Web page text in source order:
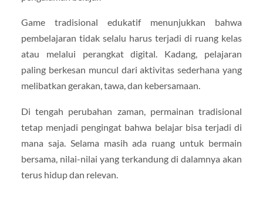
Game tradisional edukatif menunjukkan bahwa
pembelajaran tidak selalu harus terjadi di ruang kelas
atau melalui perangkat digital. Kadang, pelajaran
paling berkesan muncul dari aktivitas sederhana yang
melibatkan gerakan, tawa, dan kebersamaan.
Di tengah perubahan zaman, permainan tradisional
tetap menjadi pengingat bahwa belajar bisa terjadi di
mana saja. Selama masih ada ruang untuk bermain
bersama, nilai-nilai yang terkandung di dalamnya akan
terus hidup dan relevan.